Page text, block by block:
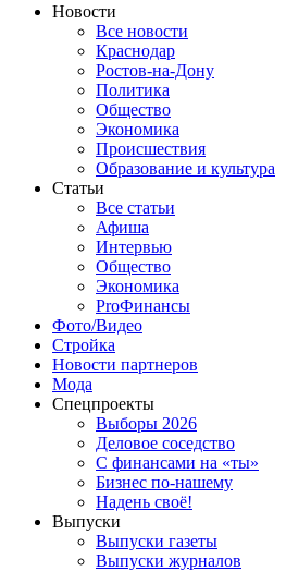
Новости
Все новости
Краснодар
Ростов-на-Дону
Политика
Общество
Экономика
Происшествия
Образование и культура
Статьи
Все статьи
Афиша
Интервью
Общество
Экономика
ProФинансы
Фото/Видео
Стройка
Новости партнеров
Мода
Спецпроекты
Выборы 2026
Деловое соседство
С финансами на «ты»
Бизнес по-нашему
Надень своё!
Выпуски
Выпуски газеты
Выпуски журналов